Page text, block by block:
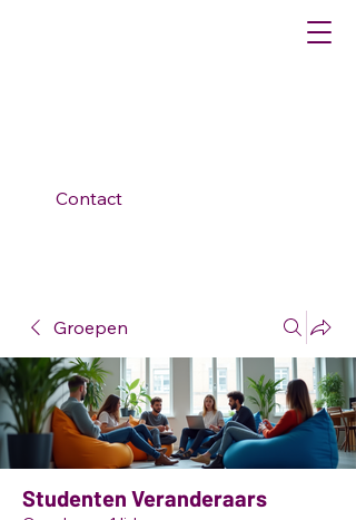
Contact
Groepen
Studenten Veranderaars